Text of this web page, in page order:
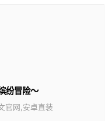
纷冒险～
官网,安卓直装